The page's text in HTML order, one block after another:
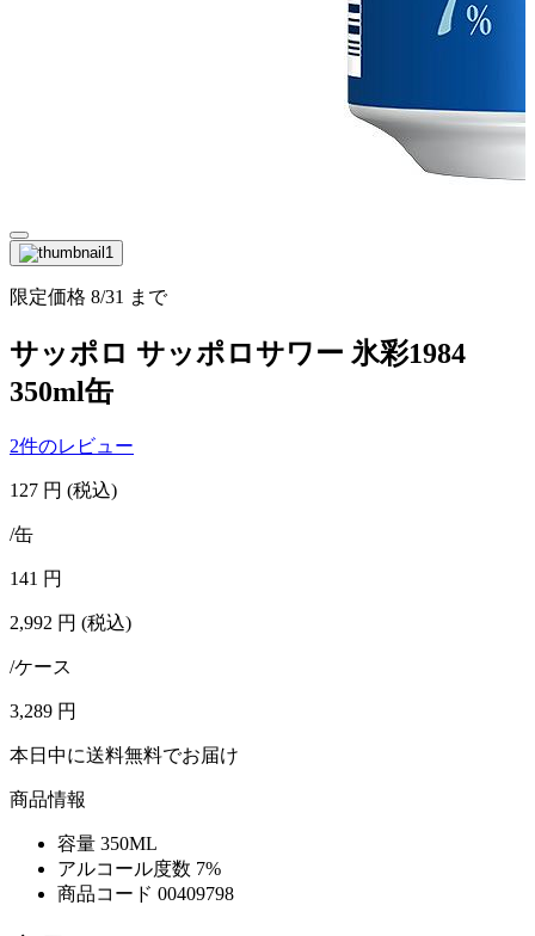
限定価格 8/31 まで
サッポロ サッポロサワー 氷彩1984
350ml缶
2件のレビュー
127 円 (税込)
/缶
141 円
2,992 円 (税込)
/ケース
3,289 円
本日中に送料無料でお届け
商品情報
容量 350ML
アルコール度数 7%
商品コード 00409798